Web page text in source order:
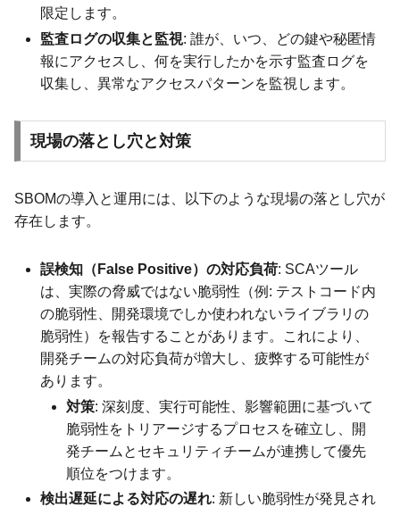
限定します。
監査ログの収集と監視: 誰が、いつ、どの鍵や秘匿情
報にアクセスし、何を実行したかを示す監査ログを
収集し、異常なアクセスパターンを監視します。
現場の落とし穴と対策
SBOMの導入と運用には、以下のような現場の落とし穴が
存在します。
誤検知（False Positive）の対応負荷: SCAツール
は、実際の脅威ではない脆弱性（例: テストコード内
の脆弱性、開発環境でしか使われないライブラリの
脆弱性）を報告することがあります。これにより、
開発チームの対応負荷が増大し、疲弊する可能性が
あります。
対策: 深刻度、実行可能性、影響範囲に基づいて
脆弱性をトリアージするプロセスを確立し、開
発チームとセキュリティチームが連携して優先
順位をつけます。
検出遅延による対応の遅れ: 新しい脆弱性が発見され